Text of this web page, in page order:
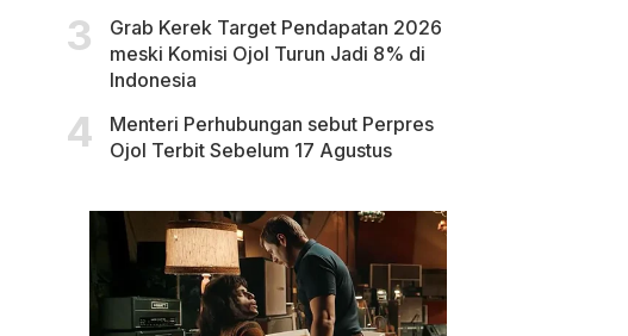
Grab Kerek Target Pendapatan 2026
meski Komisi Ojol Turun Jadi 8% di
Indonesia
Menteri Perhubungan sebut Perpres
Ojol Terbit Sebelum 17 Agustus